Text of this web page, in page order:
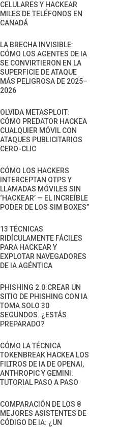
CELULARES Y HACKEAR
MILES DE TELÉFONOS EN
CANADÁ
LA BRECHA INVISIBLE:
CÓMO LOS AGENTES DE IA
SE CONVIRTIERON EN LA
SUPERFICIE DE ATAQUE
MÁS PELIGROSA DE 2025–
2026
OLVIDA METASPLOIT:
CÓMO PREDATOR HACKEA
CUALQUIER MÓVIL CON
ATAQUES PUBLICITARIOS
CERO-CLIC
CÓMO LOS HACKERS
INTERCEPTAN OTPS Y
LLAMADAS MÓVILES SIN
‘HACKEAR’ — EL INCREÍBLE
PODER DE LOS SIM BOXES”
13 TÉCNICAS
RIDÍCULAMENTE FÁCILES
PARA HACKEAR Y
EXPLOTAR NAVEGADORES
DE IA AGÉNTICA
PHISHING 2.0:CREAR UN
SITIO DE PHISHING CON IA
TOMA SOLO 30
SEGUNDOS. ¿ESTÁS
PREPARADO?
CÓMO LA TÉCNICA
TOKENBREAK HACKEA LOS
FILTROS DE IA DE OPENAI,
ANTHROPIC Y GEMINI:
TUTORIAL PASO A PASO
COMPARACIÓN DE LOS 8
MEJORES ASISTENTES DE
CÓDIGO DE IA: ¿UN